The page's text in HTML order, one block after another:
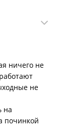
ничего не
не
на
починкой